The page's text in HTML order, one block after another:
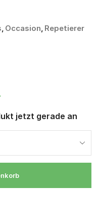
, Occasion, Repetierer
jetzt gerade an